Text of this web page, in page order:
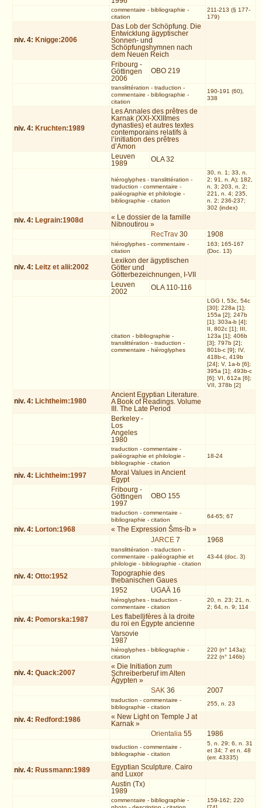
commentaire - bibliographie -
citation
211-213 (§ 177-
179)
niv. 4: Knigge:2006
Das Lob der Schöpfung. Die
Entwicklung ägyptischer
Sonnen- und
Schöpfungshymnen nach
dem Neuen Reich
Fribourg -
Göttingen
2006
OBO 219
translittération - traduction -
commentaire - bibliographie -
citation
190-191 (60),
338
niv. 4: Kruchten:1989
Les Annales des prêtres de
Karnak (XXI-XXIIImes
dynasties) et autres textes
contemporains relatifs à
l’initiation des prêtres
d’Amon
Leuven
1989
OLA 32
hiéroglyphes- translittération -
traduction - commentaire -
paléographie et philologie -
bibliographie - citation
30, n. 1; 33, n.
2; 91, n. A); 182,
n. 3; 203, n. 2;
221, n. 4; 235,
n. 2; 236-237;
302 (index)
niv. 4: Legrain:1908d
« Le dossier de la famille
Nibnoutirou »
RecTrav 30 1908
hiéroglyphes- commentaire -
citation
163; 165-167
(Doc. 13)
niv. 4: Leitz et alii:2002
Lexikon der ägyptischen
Götter und
Götterbezeichnungen, I-VII
Leuven
2002
OLA 110-116
citation - bibliographie -
translittération - traduction -
commentaire - hiéroglyphes
LGG I, 53c, 54c
[30]; 228a [1];
155a [2]; 247b
[1]; 303a-b [4];
II, 802c [1]; III,
123a [1]; 406b
[3]; 797b [2];
801b-c [9]; IV,
418b-c, 419b
[24]; V, 1a-b [6];
395a [1]; 493b-c
[6]; VI, 612a [6];
VII, 378b [2]
niv. 4: Lichtheim:1980
Ancient Egyptian Literature.
A Book of Readings. Volume
III. The Late Period
Berkeley -
Los
Angeles
1980
traduction - commentaire -
paléographie et philologie -
bibliographie - citation
18-24
niv. 4: Lichtheim:1997
Moral Values in Ancient
Egypt
Fribourg -
Göttingen
1997
OBO 155
traduction - commentaire -
bibliographie - citation
64-65; 67
niv. 4: Lorton:1968
« The Expression Šms-ỉb »
JARCE 7 1968
translittération - traduction -
commentaire - paléographie et
philologie - bibliographie - citation
43-44 (doc. 3)
niv. 4:Otto:1952
Topographie des
thebanischen Gaues
1952
UGAÄ 16
hiéroglyphes- traduction -
commentaire - citation
20, n. 23; 21, n.
2; 64, n. 9; 114
niv. 4: Pomorska:1987
Les flabellifères à la droite
du roi en Égypte ancienne
Varsovie
1987
hiéroglyphes- bibliographie -
citation
220 (n° 143a);
222 (n° 146b)
niv. 4:Quack:2007
« Die Initiation zum
Schreiberberuf im Alten
Ägypten »
SAK 36 2007
traduction - commentaire -
bibliographie - citation
255, n. 23
niv. 4: Redford:1986
« New Light on Temple J at
Karnak »
Orientalia 55 1986
traduction - commentaire -
bibliographie - citation
5, n. 29; 6, n. 31
et 34; 7 et n. 48
(err. 43335)
niv. 4: Russmann:1989
Egyptian Sculpture. Cairo
and Luxor
Austin (Tx)
1989
commentaire - bibliographie -
159-162; 220